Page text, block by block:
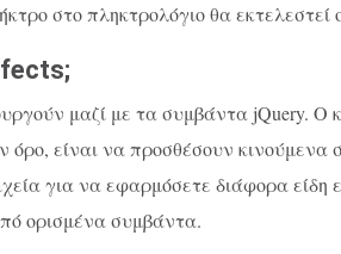
στο πληκτρολόγιο θα εκτελεστεί
μαζί με τα συμβάντα jQuery. Ο
όρο, είναι να προσθέσουν κινούμενα
για να εφαρμόσετε διάφορα
ορισμένα συμβάντα.